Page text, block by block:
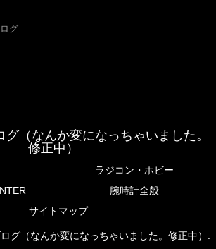
グ
（なんか変になっちゃいました。
修正中）
ラジコン・ホビー
腕時計全般
サイトマップ
グ（なんか変になっちゃいました。修正中）.